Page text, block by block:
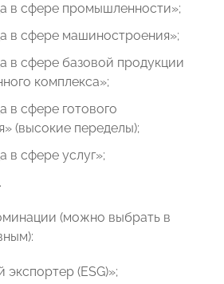
в сфере промышленности»;
в сфере машиностроения»;
в сфере базовой продукции
комплекса»;
в сфере готового
(высокие переделы);
в сфере услуг»;
(можно выбрать в
экспортер (ESG)»;